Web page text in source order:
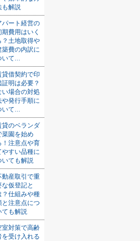
も解説
パート経営の
期費用はいく
？土地取得や
築費の内訳に
いて...
貸借契約で印
証明は必要？
い場合の対処
や発行手順に
いて...
貸のベランダ
菜園を始め
！注意点や育
やすい品種に
いても解説
動産取引で重
な仮登記と
？仕組みや種
と注意点につ
ても解説
室対策で高齢
を受け入れる